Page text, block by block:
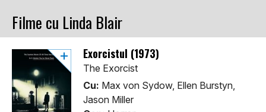
Filme cu Linda Blair
Exorcistul (1973)
The Exorcist
Cu: Max von Sydow, Ellen Burstyn,
Jason Miller